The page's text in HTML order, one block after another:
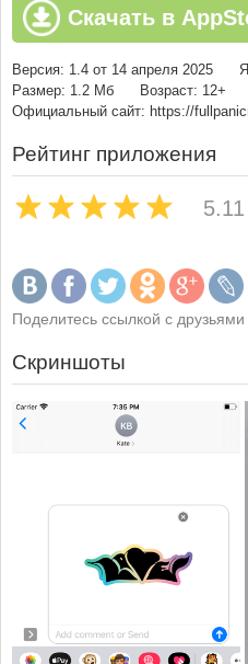
Скачать в
Версия: 1.4 от 14 апреля 2025
Размер: 1.2 Мб
Возраст: 12+
Официальный сайт: https://
Рейтинг приложения
5.11
Поделитесь ссылкой с друзьями
Скриншоты